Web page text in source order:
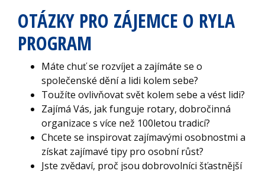
OTÁZKY PRO ZÁJEMCE O RYLA
PROGRAM
Máte chuť se rozvíjet a zajímáte se o
společenské dění a lidi kolem sebe?
Toužíte ovlivňovat svět kolem sebe a vést lidi?
Zajímá Vás, jak funguje rotary, dobročinná
organizace s více než 100letou tradicí?
Chcete se inspirovat zajímavými osobnostmi a
získat zajímavé tipy pro osobní růst?
Jste zvědaví, proč jsou dobrovolníci šťastnější